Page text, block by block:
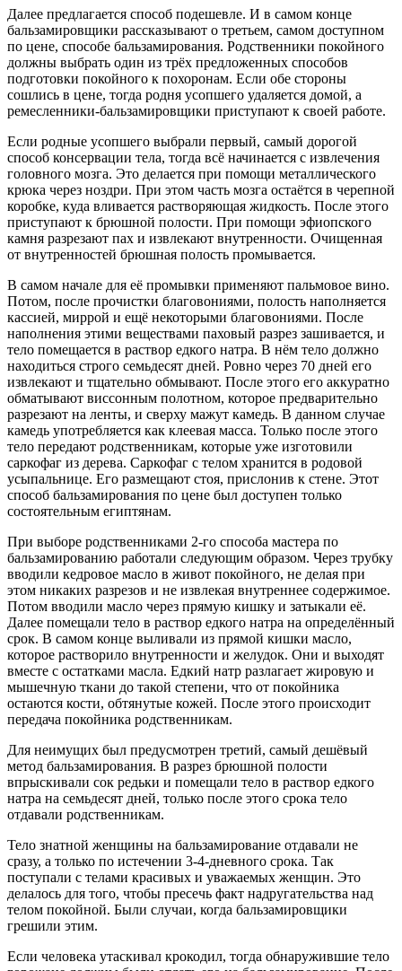
Далее предлагается способ подешевле. И в самом конце
бальзамировщики рассказывают о третьем, самом доступном
по цене, способе бальзамирования. Родственники покойного
должны выбрать один из трёх предложенных способов
подготовки покойного к похоронам. Если обе стороны
сошлись в цене, тогда родня усопшего удаляется домой, а
ремесленники-бальзамировщики приступают к своей работе.
Если родные усопшего выбрали первый, самый дорогой
способ консервации тела, тогда всё начинается с извлечения
головного мозга. Это делается при помощи металлического
крюка через ноздри. При этом часть мозга остаётся в черепной
коробке, куда вливается растворяющая жидкость. После этого
приступают к брюшной полости. При помощи эфиопского
камня разрезают пах и извлекают внутренности. Очищенная
от внутренностей брюшная полость промывается.
В самом начале для её промывки применяют пальмовое вино.
Потом, после прочистки благовониями, полость наполняется
кассией, миррой и ещё некоторыми благовониями. После
наполнения этими веществами паховый разрез зашивается, и
тело помещается в раствор едкого натра. В нём тело должно
находиться строго семьдесят дней. Ровно через 70 дней его
извлекают и тщательно обмывают. После этого его аккуратно
обматывают виссонным полотном, которое предварительно
разрезают на ленты, и сверху мажут камедь. В данном случае
камедь употребляется как клеевая масса. Только после этого
тело передают родственникам, которые уже изготовили
саркофаг из дерева. Саркофаг с телом хранится в родовой
усыпальнице. Его размещают стоя, прислонив к стене. Этот
способ бальзамирования по цене был доступен только
состоятельным египтянам.
При выборе родственниками 2-го способа мастера по
бальзамированию работали следующим образом. Через трубку
вводили кедровое масло в живот покойного, не делая при
этом никаких разрезов и не извлекая внутреннее содержимое.
Потом вводили масло через прямую кишку и затыкали её.
Далее помещали тело в раствор едкого натра на определённый
срок. В самом конце выливали из прямой кишки масло,
которое растворило внутренности и желудок. Они и выходят
вместе с остатками масла. Едкий натр разлагает жировую и
мышечную ткани до такой степени, что от покойника
остаются кости, обтянутые кожей. После этого происходит
передача покойника родственникам.
Для неимущих был предусмотрен третий, самый дешёвый
метод бальзамирования. В разрез брюшной полости
впрыскивали сок редьки и помещали тело в раствор едкого
натра на семьдесят дней, только после этого срока тело
отдавали родственникам.
Тело знатной женщины на бальзамирование отдавали не
сразу, а только по истечении 3-4-дневного срока. Так
поступали с телами красивых и уважаемых женщин. Это
делалось для того, чтобы пресечь факт надругательства над
телом покойной. Были случаи, когда бальзамировщики
грешили этим.
Если человека утаскивал крокодил, тогда обнаружившие тело